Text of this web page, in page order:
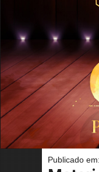
Publicado